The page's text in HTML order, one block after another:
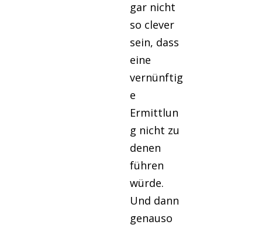
gar nicht
so clever
sein, dass
eine
vernünftig
e
Ermittlun
g nicht zu
denen
führen
würde.
Und dann
genauso